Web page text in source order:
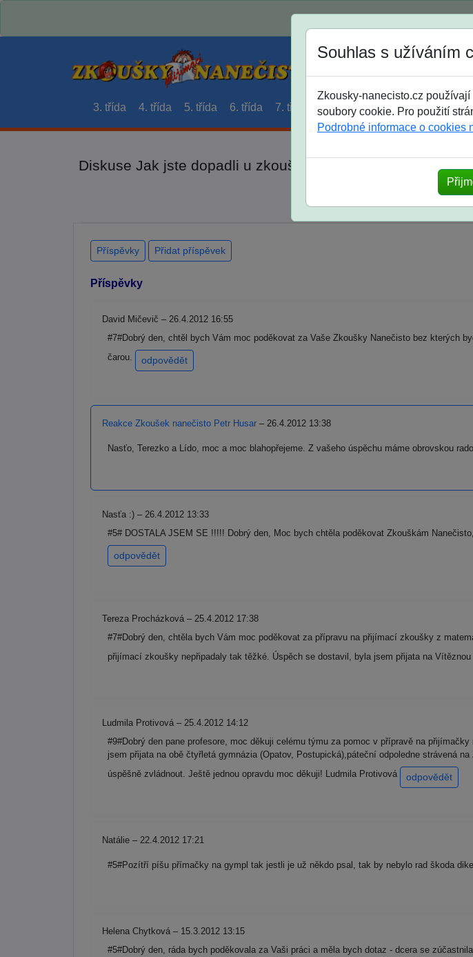
3. třída 4. třída 5. třída 6. třída 7. třída 8. třída 9. třída střední
Diskuse Jak jste dopadli u zkoušek na SŠ? Vaše ohlasy
Souhlas s užíváním
Zkousky-nanecisto.cz
soubory cookie. Pro použití
Podrobné informace o cookies
Příspěvky Přidat příspěvek
Příspěvky
David Mičevič – 26.4.2012 16:55
#7#Dobrý den, chtěl bych Vám moc poděkovat za Vaše Zkoušky Nanečisto bez kterých
čarou.
odpovědět
Reakce Zkoušek nanečisto Petr Husar – 26.4.2012 13:38
Nasťo, Terezko a Lído, moc a moc blahopřejeme. Z vašeho úspěchu máme obrovskou
Nasťa :) – 26.4.2012 13:33
#5# DOSTALA JSEM SE !!!!! Dobrý den, Moc bych chtěla poděkovat Zkouškám
odpovědět
Tereza Procházková – 25.4.2012 17:38
#7#Dobrý den, chtěla bych Vám moc poděkovat za přípravu na přijímací zkoušky z
přijímací zkoušky nepřipadaly tak těžké. Úspěch se dostavil, byla jsem přijata na
Ludmila Protivová – 25.4.2012 14:12
#9#Dobrý den pane profesore, moc děkuji celému týmu za pomoc v přípravě na
jsem přijata na obě čtyřletá gymnázia (Opatov, Postupická),páteční odpoledne strávená
úspěšně zvládnout. Ještě jednou opravdu moc děkuji! Ludmila Protivová
odpovědět
Natálie – 22.4.2012 17:21
#5#Pozítří píšu přímačky na gympl tak jestli je už někdo psal, tak by nebylo rad škoda
Helena Chytková – 15.3.2012 13:15
#5#Dobrý den, ráda bych poděkovala za Vaši práci a měla bych dotaz - dcera se